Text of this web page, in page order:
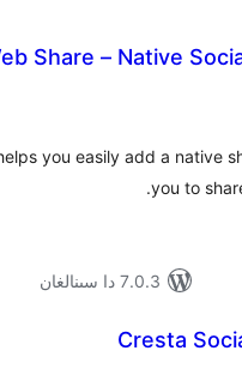
Share – Native
you easily add a native
you to
7.0.3 دا سىنالغان
Cresta